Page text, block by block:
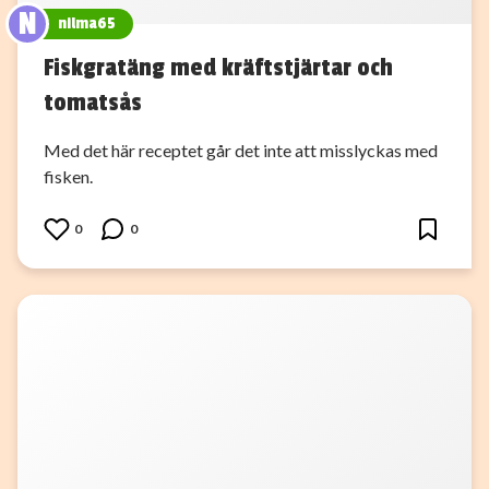
N nilma65
Fiskgratäng med kräftstjärtar och
tomatsås
Med det här receptet går det inte att misslyckas med
fisken.
0 0